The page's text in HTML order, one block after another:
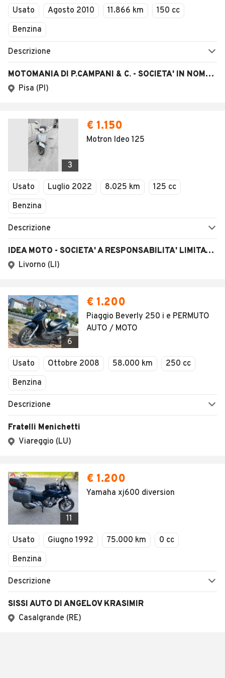
Usato Agosto 2010 11.866 km
150 cc
Benzina
Descrizione
MOTOMANIA DI P.CAMPANI & C. - SOCIETA' IN NOME COLLETTIVO
Pisa (PI)
3
€ 1.150
Motron Ideo 125
Usato Luglio 2022 8.025 km
125 cc
Benzina
Descrizione
IDEA MOTO - SOCIETA' A RESPONSABILITA' LIMITATA SEMPLIFICATA
Livorno (LI)
6
€ 1.200
Piaggio Beverly 250 i e PERMUTO
AUTO / MOTO
Usato Ottobre 2008 58.000 km
250 cc
Benzina
Descrizione
Fratelli Menichetti
Viareggio (LU)
11
€ 1.200
Yamaha xj600 diversion
Usato Giugno 1992 75.000 km
0 cc
Benzina
Descrizione
SISSI AUTO DI ANGELOV KRASIMIR
Casalgrande (RE)